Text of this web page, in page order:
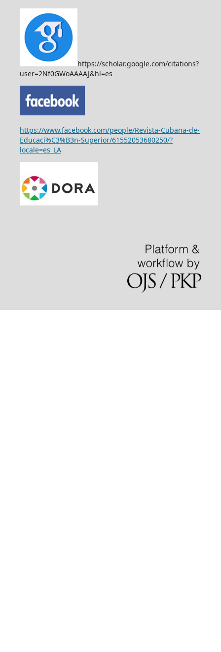
https://scholar.google.com/citations?
user=2Nf0GWoAAAAJ&hl=es
https://www.facebook.com/people/Revista-Cubana-de-
Educaci%C3%B3n-Superior/61552053680250/?
locale=es_LA